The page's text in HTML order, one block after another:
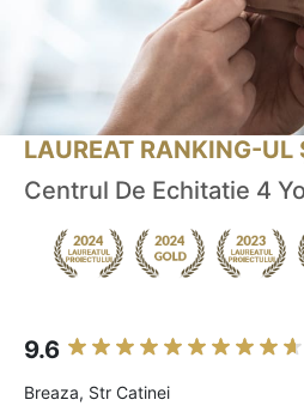
LAUREAT RANKING-UL
Centrul De Echitatie 4
9.6
Breaza, Str Catinei